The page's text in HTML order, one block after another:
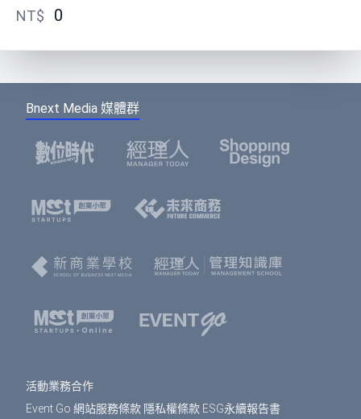
NT$ 0
Bnext Media 媒體群
活動業務合作
Event Go 網站服務條款 隱私權條款 ESG永續報告書